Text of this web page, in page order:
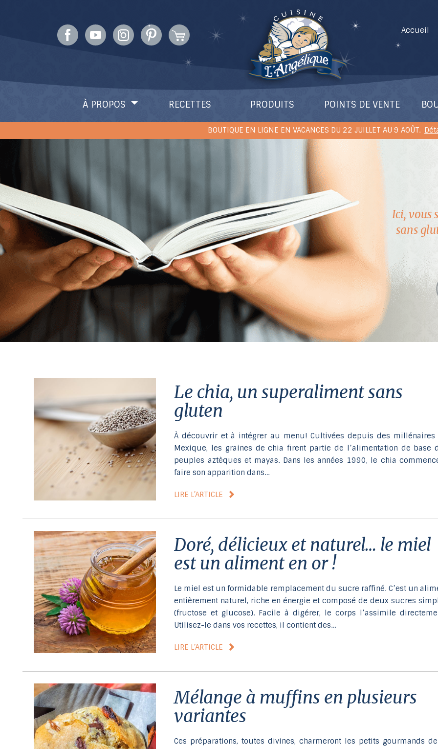
Accueil
À PROPOS RECETTES PRODUITS POINTS DE VENTE
BOUTIQUE EN LIGNE EN VACANCES DU 22 JUILLET AU 9 AOÛT.
Ici, vous
sans
Le chia, un superaliment sans
gluten
À découvrir et à intégrer au menu! Cultivées depuis des millénaires
Mexique, les graines de chia firent partie de l’alimentation de base
peuples aztèques et mayas. Dans les années 1990, le chia
faire son apparition dans…
LIRE L’ARTICLE
Doré, délicieux et naturel… le miel
est un aliment en or !
Le miel est un formidable remplacement du sucre raffiné. C’est un
entièrement naturel, riche en énergie et composé de deux sucres
(fructose et glucose). Facile à digérer, le corps l’assimile
Utilisez-le dans vos recettes, il contient des…
LIRE L’ARTICLE
Mélange à muffins en plusieurs
variantes
Ces préparations, toutes divines, charmeront les petits gourmands